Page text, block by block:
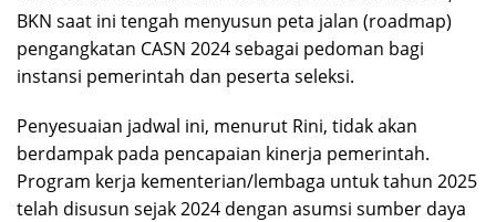
BKN saat ini tengah menyusun peta jalan (roadmap)
pengangkatan CASN 2024 sebagai pedoman bagi
instansi pemerintah dan peserta seleksi.
Penyesuaian jadwal ini, menurut Rini, tidak akan
berdampak pada pencapaian kinerja pemerintah.
Program kerja kementerian/lembaga untuk tahun 2025
telah disusun sejak 2024 dengan asumsi sumber daya